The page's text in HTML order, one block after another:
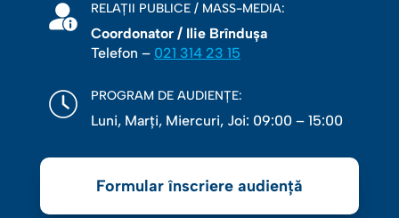
RELAȚII PUBLICE / MASS-MEDIA:
Coordonator / Ilie Brîndușa
Telefon – 021 314 23 15
PROGRAM DE AUDIENȚE:
Luni, Marţi, Miercuri, Joi: 09:00 – 15:00
Formular înscriere audiență